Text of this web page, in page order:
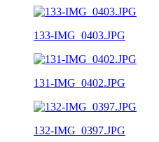
133-IMG_0403.JPG
131-IMG_0402.JPG
132-IMG_0397.JPG